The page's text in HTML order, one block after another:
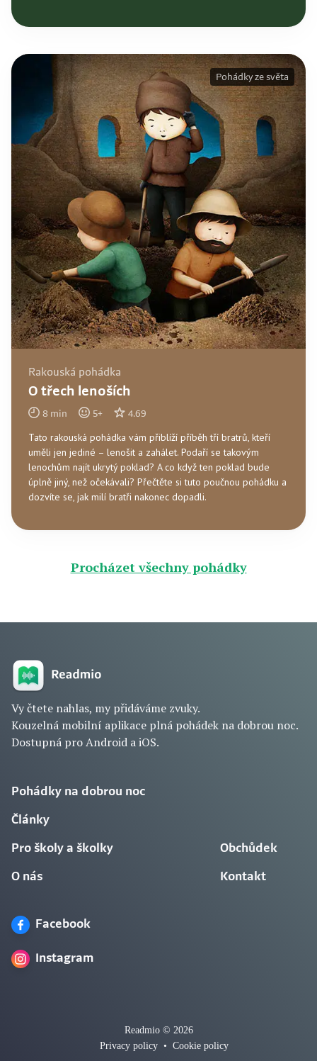
Rakouská pohádka
O třech lenoších
8 min 5+ 4.69
Tato rakouská pohádka vám přiblíží příběh tří bratrů, kteří
uměli jen jediné – lenošit a zahálet. Podaří se takovým
lenochům najít ukrytý poklad? A co když ten poklad bude
úplně jiný, než očekávali? Přečtěte si tuto poučnou pohádku a
dozvíte se, jak milí bratři nakonec dopadli.
Pohádky ze světa
Procházet všechny pohádky
Vy čtete nahlas, my přidáváme zvuky.
Kouzelná mobilní aplikace plná pohádek na dobrou noc.
Dostupná pro Android a iOS.
Pohádky na dobrou noc
Články
Pro školy a školky
O nás
Obchůdek
Kontakt
Facebook
Instagram
Readmio © 2026
Privacy policy • Cookie policy